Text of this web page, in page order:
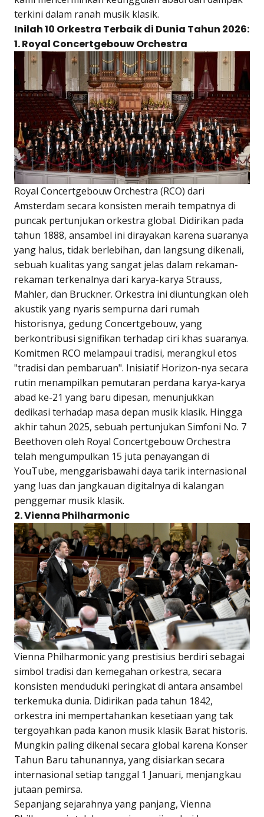
terkini dalam ranah musik klasik.
Inilah 10 Orkestra Terbaik di Dunia Tahun 2026:
1. Royal Concertgebouw Orchestra
Royal Concertgebouw Orchestra (RCO) dari
Amsterdam secara konsisten meraih tempatnya di
puncak pertunjukan orkestra global. Didirikan pada
tahun 1888, ansambel ini dirayakan karena suaranya
yang halus, tidak berlebihan, dan langsung dikenali,
sebuah kualitas yang sangat jelas dalam rekaman-
rekaman terkenalnya dari karya-karya Strauss,
Mahler, dan Bruckner. Orkestra ini diuntungkan oleh
akustik yang nyaris sempurna dari rumah
historisnya, gedung Concertgebouw, yang
berkontribusi signifikan terhadap ciri khas suaranya.
Komitmen RCO melampaui tradisi, merangkul etos
"tradisi dan pembaruan". Inisiatif Horizon-nya secara
rutin menampilkan pemutaran perdana karya-karya
abad ke-21 yang baru dipesan, menunjukkan
dedikasi terhadap masa depan musik klasik. Hingga
akhir tahun 2025, sebuah pertunjukan Simfoni No. 7
Beethoven oleh Royal Concertgebouw Orchestra
telah mengumpulkan 15 juta penayangan di
YouTube, menggarisbawahi daya tarik internasional
yang luas dan jangkauan digitalnya di kalangan
penggemar musik klasik.
2. Vienna Philharmonic
Vienna Philharmonic yang prestisius berdiri sebagai
simbol tradisi dan kemegahan orkestra, secara
konsisten menduduki peringkat di antara ansambel
terkemuka dunia. Didirikan pada tahun 1842,
orkestra ini mempertahankan kesetiaan yang tak
tergoyahkan pada kanon musik klasik Barat historis.
Mungkin paling dikenal secara global karena Konser
Tahun Baru tahunannya, yang disiarkan secara
internasional setiap tanggal 1 Januari, menjangkau
jutaan pemirsa.
Sepanjang sejarahnya yang panjang, Vienna